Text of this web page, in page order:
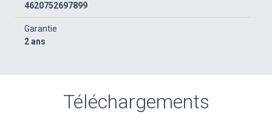
4620752697899
Garantie
2 ans
Téléchargements